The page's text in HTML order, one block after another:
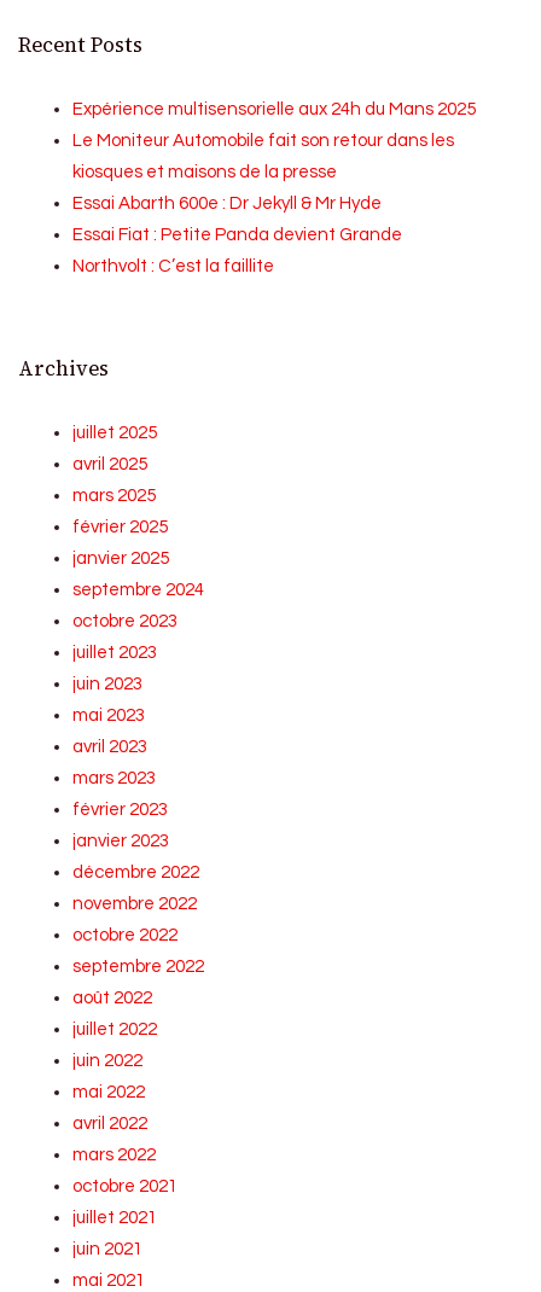
Recent Posts
Expérience multisensorielle aux 24h du Mans 2025
Le Moniteur Automobile fait son retour dans les
kiosques et maisons de la presse
Essai Abarth 600e : Dr Jekyll & Mr Hyde
Essai Fiat : Petite Panda devient Grande
Northvolt : C’est la faillite
Archives
juillet 2025
avril 2025
mars 2025
février 2025
janvier 2025
septembre 2024
octobre 2023
juillet 2023
juin 2023
mai 2023
avril 2023
mars 2023
février 2023
janvier 2023
décembre 2022
novembre 2022
octobre 2022
septembre 2022
août 2022
juillet 2022
juin 2022
mai 2022
avril 2022
mars 2022
octobre 2021
juillet 2021
juin 2021
mai 2021